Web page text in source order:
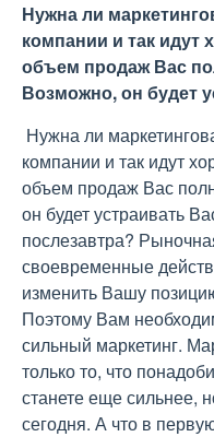
Нужна ли
компании и так
объем продаж Вас
Возможно, он будет
Нужна ли
компании и так идут
объем продаж Вас
он будет устраивать
послезавтра?
своевременные
изменить Вашу
Поэтому Вам
сильный маркетинг.
только то, что
станете еще сильнее,
сегодня. А что в